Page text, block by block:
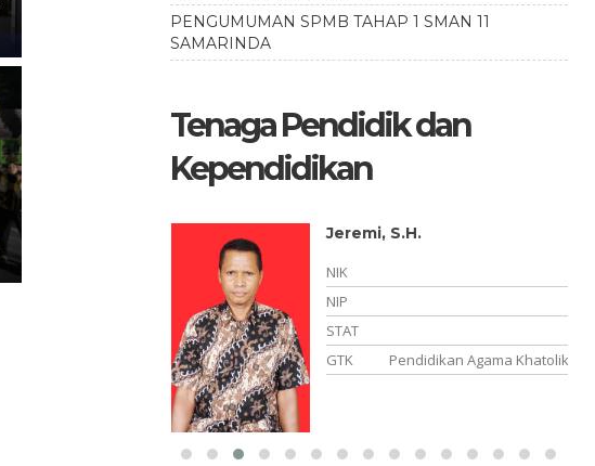
PENGUMUMAN SPMB TAHAP 1 SMAN 11
SAMARINDA
Tenaga Pendidik dan
Kependidikan
Diyah Ayu Roziyah Ahmad,
NIK
6472014810960003
NIP
199610082023212015
STAT
PPPK
GTK
Guru Fisika